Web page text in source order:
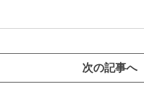
次の記事へ